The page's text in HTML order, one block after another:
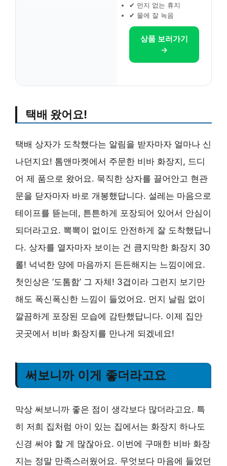
✔ 먼지 없는 휴지
✔ 물에 잘 녹음
상품 보러가기
→
택배 왔어요!
택배 상자가 도착했다는 알림을 받자마자 얼마나 신
나던지요! 톰앤마켓에서 주문한 비바 화장지, 드디
어 제 품으로 왔어요. 묵직한 상자를 끌어안고 현관
문을 닫자마자 바로 개봉했답니다. 설레는 마음으로
테이프를 뜯는데, 튼튼하게 포장되어 있어서 안심이
되더라고요. 뽁뽁이 없이도 안전하게 잘 도착했답니
다. 상자를 열자마자 보이는 건 큼지막한 화장지 30
롤! 넉넉한 양에 마음까지 든든해지는 느낌이에요.
첫인상은 ‘도톰함’ 그 자체! 3겹이라 그런지 보기만
해도 폭신폭신한 느낌이 들었어요. 먼지 날림 없이
깔끔하게 포장된 모습에 감탄했답니다. 이제 집안
곳곳에서 비바 화장지를 만나게 되겠네요!
써보니까 이게 좋더라고요
막상 써보니까 좋은 점이 생각보다 많더라고요. 특
히 저희 집처럼 아이 있는 집에서는 화장지 하나도
신경 써야 할 게 많잖아요. 이번에 구매한 비바 화장
지는 정말 만족스러웠어요. 무엇보다 마음에 들었던